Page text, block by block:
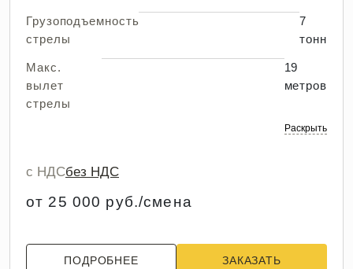
Грузоподъемность
стрелы
7
тонн
Макс.
вылет
стрелы
19
метров
Раскрыть
с НДСбез НДС
от 25 000 руб./смена
ПОДРОБНЕЕ ЗАКАЗАТЬ